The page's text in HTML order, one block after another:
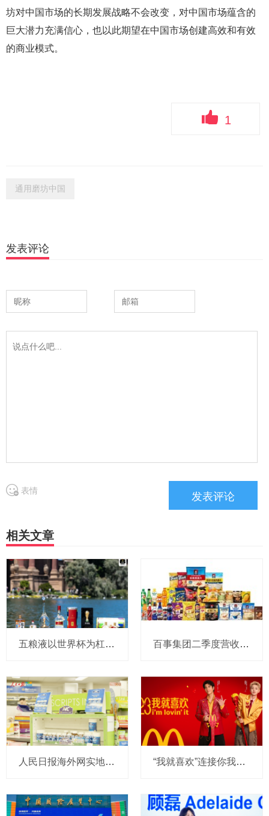
坊对中国市场的长期发展战略不会改变，对中国市场蕴含的
巨大潜力充满信心，也以此期望在中国市场创建高效和有效
的商业模式。
1
通用磨坊中国
发表评论
表情
相关文章
五粮液以世界杯为杠杆，撬动年轻圈层，重新定义白酒消费边界 百事集团二季度营收和利润双增，亚太及中国业务表现亮眼
人民日报海外网实地探访Nutrition Care澳洲全自控产业链，带你看懂真正的进口好营养 “我就喜欢”连接你我23年：麦当劳再度携手王力宏，与汪苏泷共同传递薯条热爱